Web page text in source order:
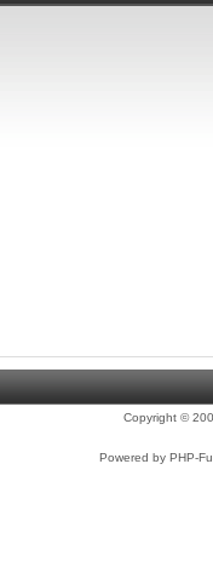
Copyright ©
Powered by PHP-